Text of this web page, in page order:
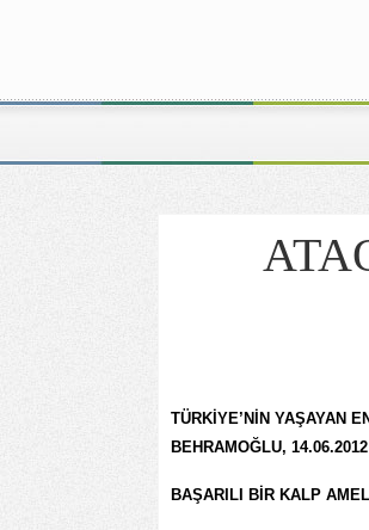
TÜRKİYE’NİN YAŞAYAN
BEHRAMOĞLU,
BAŞARILI BİR KALP